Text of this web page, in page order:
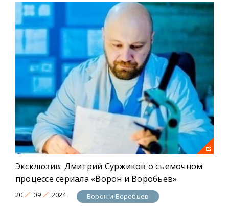
Эксклюзив: Дмитрий Суржиков о съемочном
процессе сериала «Ворон и Воробьев»
20 09 2024 Ворон и Воробьев